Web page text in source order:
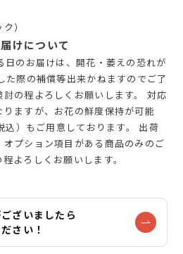
）
けについて
のお届けは、開花・萎えの恐れが
た際の補償等出来かねますのでご了
の程よろしくお願いします。 対応
ますが、お花の鮮度保持が可能
）もご用意しております。 出荷
プション項目がある商品のみのご
よろしくお願いします。
ざいましたら
さい！